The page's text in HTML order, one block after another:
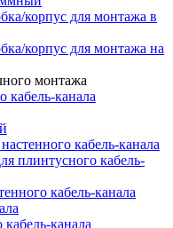
корпус для монтажа в
корпус для монтажа на
монтажа
кабель-канала
кабель-канала
плинтусного кабель-
кабель-канала
канала